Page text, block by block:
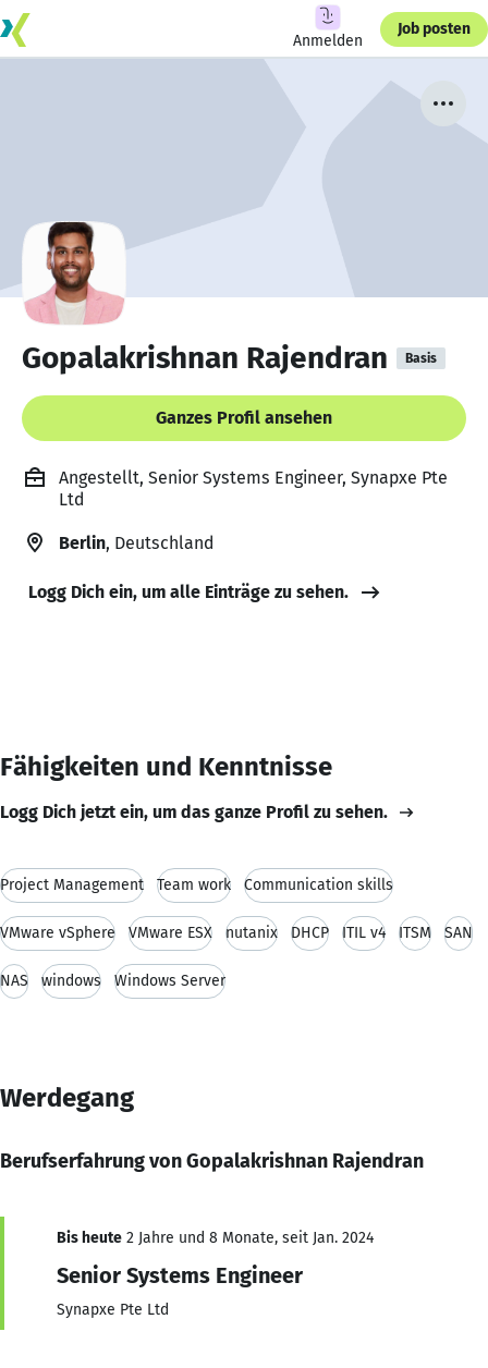
Anmelden
Job posten
Gopalakrishnan Rajendran Basis
Ganzes Profil ansehen
Angestellt, Senior Systems Engineer, Synapxe Pte
Ltd
Berlin, Deutschland
Logg Dich ein, um alle Einträge zu sehen.
Fähigkeiten und Kenntnisse
Logg Dich jetzt ein, um das ganze Profil zu sehen.
Project Management Team work Communication skills
VMware vSphere VMware ESX nutanix DHCP ITIL v4 ITSM SAN
NAS windows Windows Server
Werdegang
Berufserfahrung von Gopalakrishnan Rajendran
Bis heute 2 Jahre und 8 Monate, seit Jan. 2024
Senior Systems Engineer
Synapxe Pte Ltd